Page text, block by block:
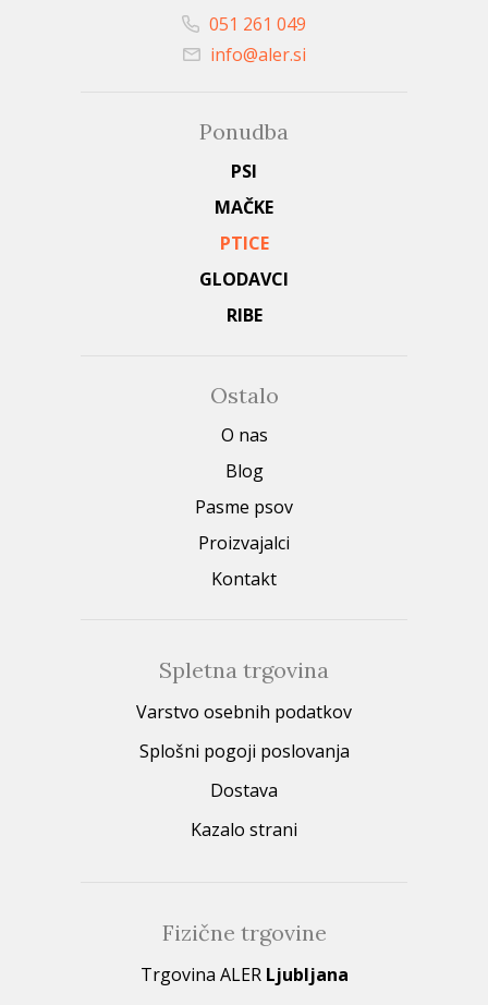
051 261 049
info@aler.si
Ponudba
PSI
MAČKE
PTICE
GLODAVCI
RIBE
Ostalo
O nas
Blog
Pasme psov
Proizvajalci
Kontakt
Spletna trgovina
Varstvo osebnih podatkov
Splošni pogoji poslovanja
Dostava
Kazalo strani
Fizične trgovine
Trgovina ALER Ljubljana